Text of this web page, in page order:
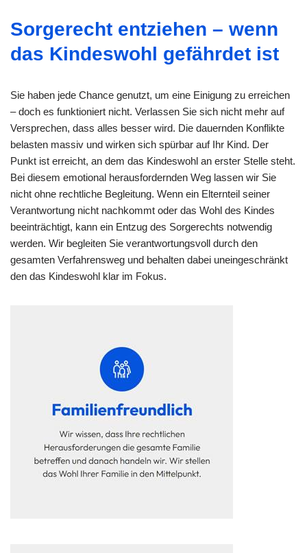
Sorgerecht entziehen – wenn
das Kindeswohl gefährdet ist
Sie haben jede Chance genutzt, um eine Einigung zu erreichen
– doch es funktioniert nicht. Verlassen Sie sich nicht mehr auf
Versprechen, dass alles besser wird. Die dauernden Konflikte
belasten massiv und wirken sich spürbar auf Ihr Kind. Der
Punkt ist erreicht, an dem das Kindeswohl an erster Stelle steht.
Bei diesem emotional herausfordernden Weg lassen wir Sie
nicht ohne rechtliche Begleitung. Wenn ein Elternteil seiner
Verantwortung nicht nachkommt oder das Wohl des Kindes
beeinträchtigt, kann ein Entzug des Sorgerechts notwendig
werden. Wir begleiten Sie verantwortungsvoll durch den
gesamten Verfahrensweg und behalten dabei uneingeschränkt
den das Kindeswohl klar im Fokus.